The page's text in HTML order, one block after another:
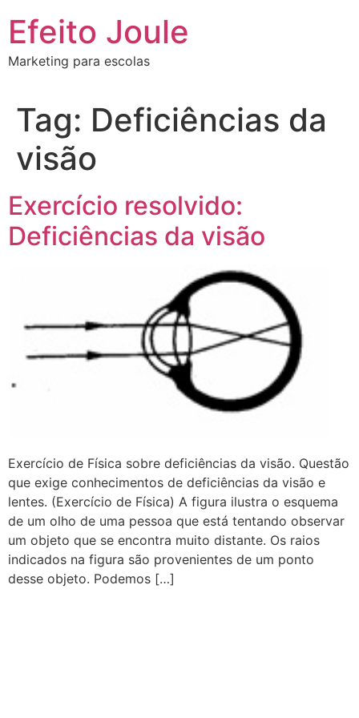
para
conteúdo
Efeito Joule
Marketing para escolas
Tag: Deficiências da
visão
Exercício resolvido:
Deficiências da visão
Exercício de Física sobre deficiências da visão. Questão
que exige conhecimentos de deficiências da visão e
lentes. (Exercício de Física) A figura ilustra o esquema
de um olho de uma pessoa que está tentando observar
um objeto que se encontra muito distante. Os raios
indicados na figura são provenientes de um ponto
desse objeto. Podemos […]